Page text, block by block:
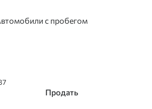
с пробегом
Продать